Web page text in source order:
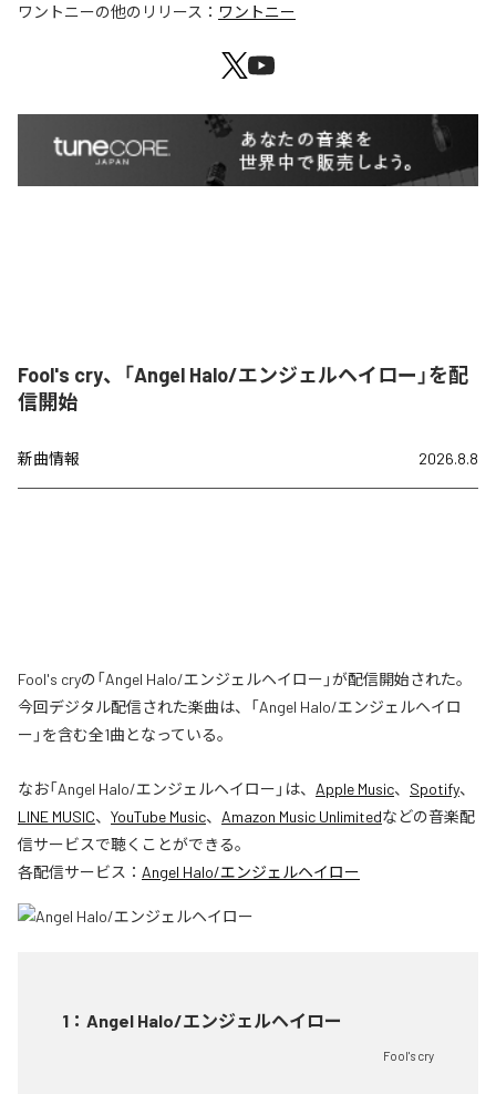
ワントニーの他のリリース： ワントニー
Fool's cry、「Angel Halo/エンジェルヘイロー」を配
信開始
新曲情報 2026.8.8
Fool's cryの「Angel Halo/エンジェルヘイロー」が配信開始された。
今回デジタル配信された楽曲は、「Angel Halo/エンジェルヘイロ
ー」を含む全1曲となっている。
なお「Angel Halo/エンジェルヘイロー 」は、 Apple Music、 Spotify、
LINE MUSIC、 YouTube Music、 Amazon Music Unlimitedなどの音楽配
信サービスで聴くことができる。
各配信サービス： Angel Halo/エンジェルヘイロー
1 ： Angel Halo/エンジェルヘイロー
Fool's cry